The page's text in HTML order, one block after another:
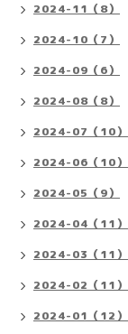
2024-11（8）
2024-10（7）
2024-09（6）
2024-08（8）
2024-07（10）
2024-06（10）
2024-05（9）
2024-04（11）
2024-03（11）
2024-02（11）
2024-01（12）